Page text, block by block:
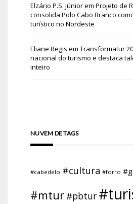
Elzário P.S. Júniorem Projeto de
consolida Polo Cabo Branco
turístico no Nordeste
Eliane Regis em Transformatur
nacional do turismo e destaca
inteiro
NUVEM DE TAGS
#cabedelo #cultura #forro
#mtur #pbtur